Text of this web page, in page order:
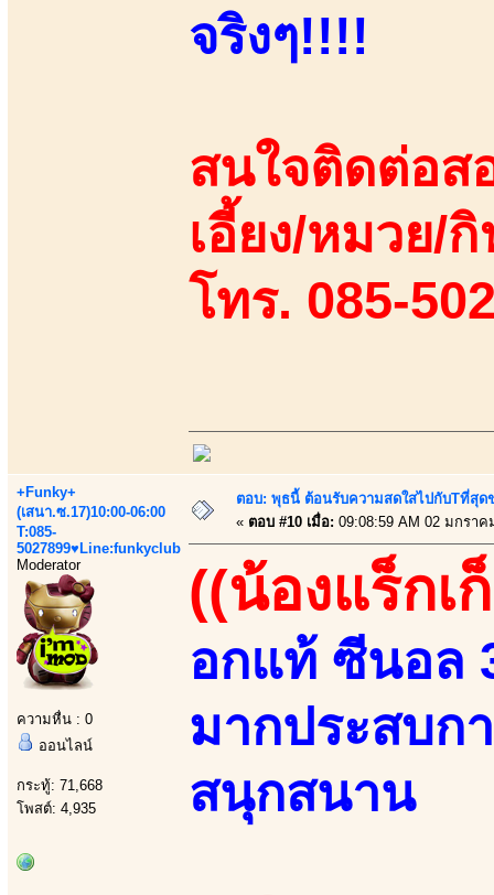
จริงๆ!!!!
สนใจติดต่อส
เอี้ยง/หมวย/
โทร. 085-
+Funky+
(เสนา.ซ.17)10:00-06:00
T:085-
5027899♥Line:funkyclub
Moderator
ความหื่น : 0
ออนไลน์
กระทู้: 71,668
โพสต์: 4,935
ตอบ: พุธนี้ ต้อนรับความสดใสไปกับTที่สุด
« ตอบ #10 เมื่อ: 09:08:59 AM 02 มกราค
((น้องแร็กเ
อกแท้ ซีนอล
มากประสบก
สนุกสนาน